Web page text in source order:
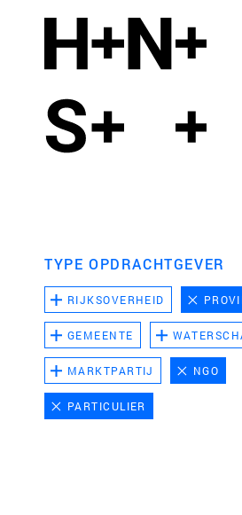
TYPE OPDRACHTGEVER
RIJKSOVERHEID
GEMEENTE
MARKTPARTIJ NGO
PARTICULIER